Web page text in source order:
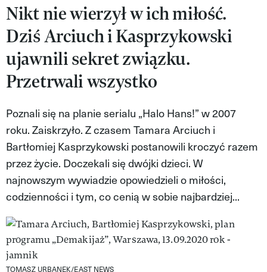
Nasze akcje
VIVA!ART
VIVA!MODA
VIVA!LIFESTYLE
VIVA!MAN
VIVA!PEOPLE POWER
VIVA!ITAKA
MAGAZYN VIVA!
Nikt nie wierzył w ich miłość.
Dziś Arciuch i Kasprzykowski
ujawnili sekret związku.
Przetrwali wszystko
Poznali się na planie serialu „Halo Hans!” w 2007
roku. Zaiskrzyło. Z czasem Tamara Arciuch i
Bartłomiej Kasprzykowski postanowili kroczyć razem
przez życie. Doczekali się dwójki dzieci. W
najnowszym wywiadzie opowiedzieli o miłości,
codzienności i tym, co cenią w sobie najbardziej...
TOMASZ URBANEK/EAST NEWS